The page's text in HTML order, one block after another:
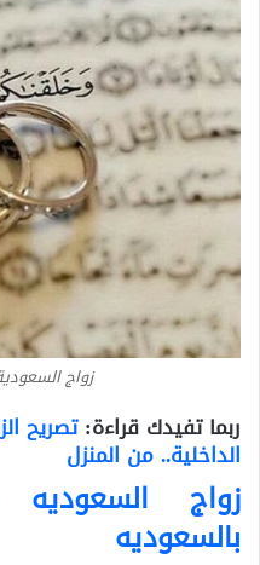
زواج
ربما تفيدك قراءة:تصريح
الداخلية.. من المنزل
زواج
بالسعوديه